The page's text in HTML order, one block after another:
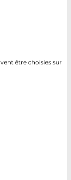
être choisies sur